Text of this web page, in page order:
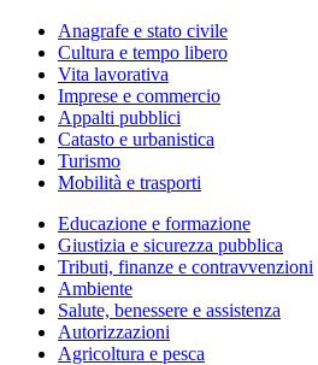
Anagrafe e stato civile
Cultura e tempo libero
Vita lavorativa
Imprese e commercio
Appalti pubblici
Catasto e urbanistica
Turismo
Mobilità e trasporti
Educazione e formazione
Giustizia e sicurezza pubblica
Tributi, finanze e contravvenzioni
Ambiente
Salute, benessere e assistenza
Autorizzazioni
Agricoltura e pesca